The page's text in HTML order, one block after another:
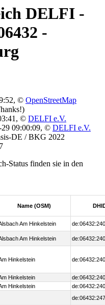
DELFI -
-
© OpenStreetMap
© DELFI e.V.
29 09:00:09, © DELFI e.V.
DE / BKG 2022
Status finden sie in den
Name (OSM)
Am Hinkelstein
Am Hinkelstein
Hinkelstein
Hinkelstein
Hinkelstein